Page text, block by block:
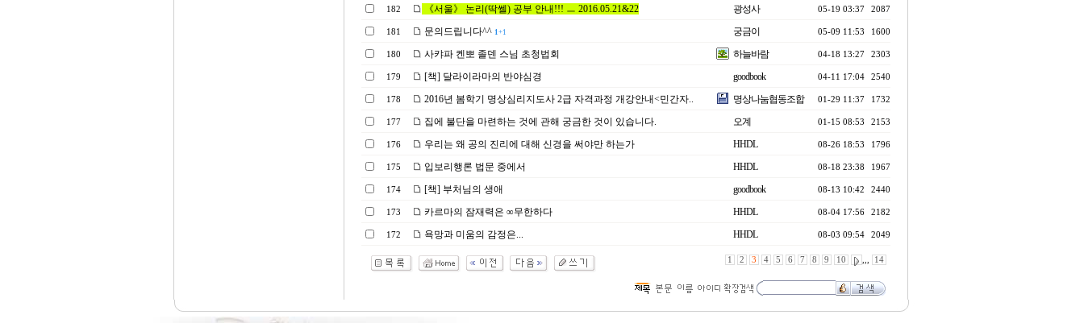
182 《서울》 논리(딱쎌) 공부 안내!!! ㅡ 2016.05.21&22 광성사 05-19 03:37 2087
181 문의드립니다^^ 1+1 궁금이 05-09 11:53 1600
180 사캬파 켄뽀 졸덴 스님 초청법회 하늘바람 04-18 13:27 2303
179 [책] 달라이라마의 반야심경 goodbook 04-11 17:04 2540
178 2016년 봄학기 명상심리지도사 2급 자격과정 개강안내<민간자.. 명상나눔협동조합 01-29 11:37 1732
177 집에 불단을 마련하는 것에 관해 궁금한 것이 있습니다. 오계 01-15 08:53 2153
176 우리는 왜 공의 진리에 대해 신경을 써야만 하는가 HHDL 08-26 18:53 1796
175 입보리행론 법문 중에서 HHDL 08-18 23:38 1967
174 [책] 부처님의 생애 goodbook 08-13 10:42 2440
173 카르마의 잠재력은 ∞무한하다 HHDL 08-04 17:56 2182
172 욕망과 미움의 감정은... HHDL 08-03 09:54 2049
1 2 3 4 5 6 7 8 9 10 ,,, 14